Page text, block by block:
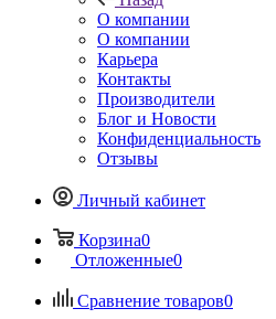
О компании
О компании
Карьера
Контакты
Производители
Блог и Новости
Конфиденциальность
Отзывы
Личный кабинет
Корзина0
Отложенные0
Сравнение товаров0